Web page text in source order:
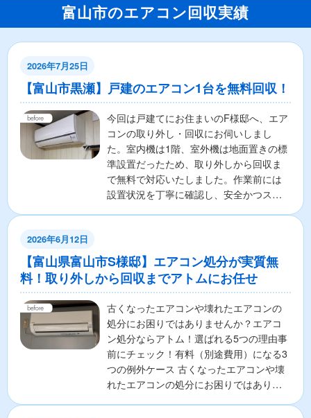
富山市のエアコン回収実績
2026年7月25日
【富山市黒瀬】戸建のエアコン1台を無料回収！
今回は戸建てにお住まいのF様邸へ、エア
コンの取り外し・回収にお伺いしまし
た。室内機は1階、室外機は地面置きの標
準設置だったため、取り外しから回収ま
で無料で対応いたしました。作業前には
設置状況を丁寧に確認し、安全かつスピ
2026年6月12日
【富山県富山市S様邸】エアコン処分が実質無
料！取り外しから回収までアトムにお任せ
古くなったエアコンや壊れたエアコンの
処分にお困りではありませんか？エアコ
ン処分ならアトム！選ばれる5つの理由事
前にチェック！有料（別途費用）になる3
つの例外ケース 古くなったエアコンや壊
れたエアコンの処分にお困りではありま